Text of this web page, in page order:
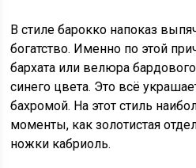
В стиле барокко напоказ
богатство. Именно по этой
бархата или велюра
синего цвета. Это всё
бахромой. На этот стиль
моменты, как золотистая
ножки кабриоль.